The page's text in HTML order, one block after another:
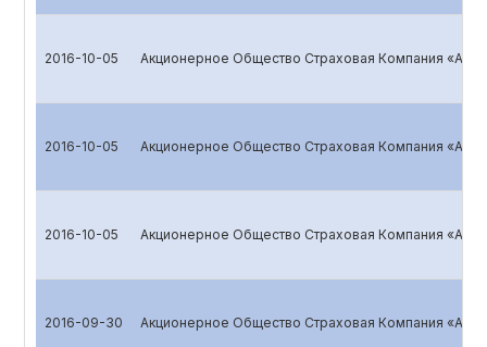
2016-10-05 Акционерное Общество Страховая Компания
2016-10-05 Акционерное Общество Страховая Компания
2016-10-05 Акционерное Общество Страховая Компания
2016-09-30 Акционерное Общество Страховая Компания